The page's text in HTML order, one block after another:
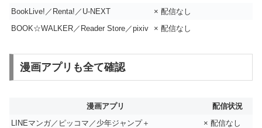
BookLive!／Renta!／U-NEXT
× 配信なし
BOOK☆WALKER／Reader Store／pixiv
× 配信なし
漫画アプリも全て確認
漫画アプリ
配信状況
LINEマンガ／ピッコマ／少年ジャンプ＋
× 配信なし